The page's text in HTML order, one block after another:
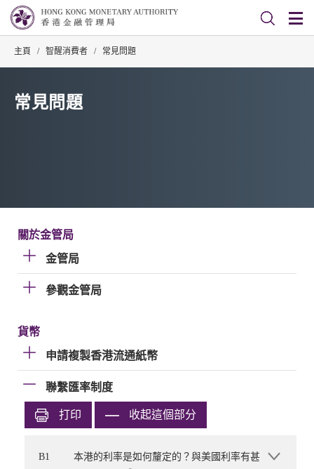
主頁 / 智醒消費者 / 常見問題
常見問題
關於金管局
金管局
參觀金管局
貨幣
申請複製香港流通紙幣
聯繫匯率制度
打印 收起這個部分
B1
本港的利率是如何釐定的？與美國利率有甚